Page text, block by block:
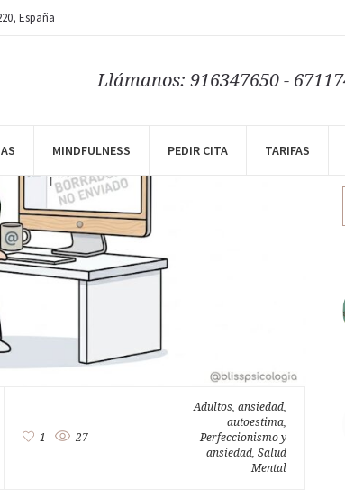
, España
Llámanos: 916347650 -
MINDFULNESS PEDIR CITA TARIFAS
1 27
Adultos, ansiedad,
autoestima,
Perfeccionismo y
ansiedad, Salud
Mental